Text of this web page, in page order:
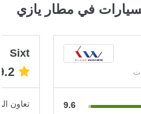
في مطار يازي
9.6
Sixt
تعاون